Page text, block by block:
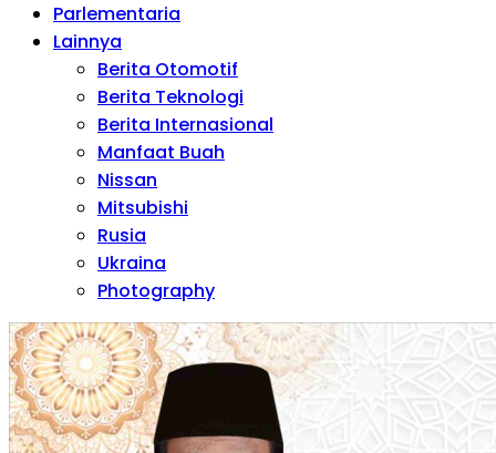
Parlementaria
Lainnya
Berita Otomotif
Berita Teknologi
Berita Internasional
Manfaat Buah
Nissan
Mitsubishi
Rusia
Ukraina
Photography